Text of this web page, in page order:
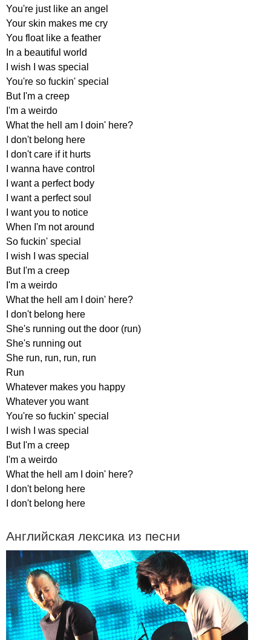
You're just like an angel
Your skin makes me cry
You float like a feather
In a beautiful world
wish was special
You're so fuckin' special
But I'm a creep
I'm a weirdo
What the hell am doin' here?
don't belong here
don't care if it hurts
wanna have control
want a perfect body
want a perfect soul
want you to notice
When I'm not around
So fuckin' special
wish was special
But I'm a creep
I'm a weirdo
What the hell am doin' here?
don't belong here
She's running out the door (run)
She's running out
She run, run, run, run
Run
Whatever makes you happy
Whatever you want
You're so fuckin' special
wish was special
But I'm a creep
I'm a weirdo
What the hell am doin' here?
don't belong here
don't belong here
Английская лексика из песни